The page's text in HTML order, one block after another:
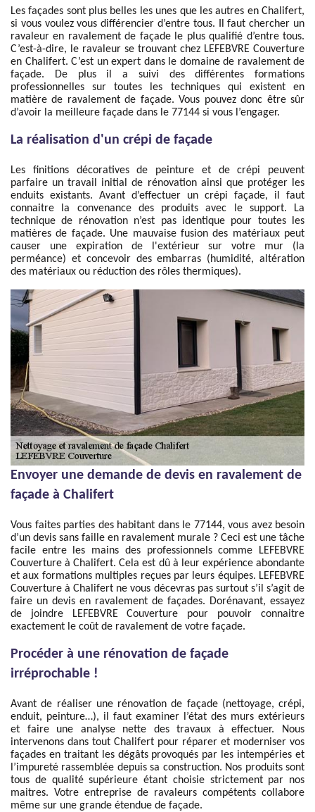
Les façades sont plus belles les unes que les autres en Chalifert,
si vous voulez vous différencier d’entre tous. Il faut chercher un
ravaleur en ravalement de façade le plus qualifié d’entre tous.
C’est-à-dire, le ravaleur se trouvant chez LEFEBVRE Couverture
en Chalifert. C’est un expert dans le domaine de ravalement de
façade. De plus il a suivi des différentes formations
professionnelles sur toutes les techniques qui existent en
matière de ravalement de façade. Vous pouvez donc être sûr
d’avoir la meilleure façade dans le 77144 si vous l’engager.
La réalisation d'un crépi de façade
Les finitions décoratives de peinture et de crépi peuvent
parfaire un travail initial de rénovation ainsi que protéger les
enduits existants. Avant d’effectuer un crépi façade, il faut
connaitre la convenance des produits avec le support. La
technique de rénovation n’est pas identique pour toutes les
matières de façade. Une mauvaise fusion des matériaux peut
causer une expiration de l'extérieur sur votre mur (la
perméance) et concevoir des embarras (humidité, altération
des matériaux ou réduction des rôles thermiques).
Envoyer une demande de devis en ravalement de
façade à Chalifert
Vous faites parties des habitant dans le 77144, vous avez besoin
d’un devis sans faille en ravalement murale ? Ceci est une tâche
facile entre les mains des professionnels comme LEFEBVRE
Couverture à Chalifert. Cela est dû à leur expérience abondante
et aux formations multiples reçues par leurs équipes. LEFEBVRE
Couverture à Chalifert ne vous décevras pas surtout s’il s’agit de
faire un devis en ravalement de façades. Dorénavant, essayez
de joindre LEFEBVRE Couverture pour pouvoir connaitre
exactement le coût de ravalement de votre façade.
Procéder à une rénovation de façade
irréprochable !
Avant de réaliser une rénovation de façade (nettoyage, crépi,
enduit, peinture…), il faut examiner l’état des murs extérieurs
et faire une analyse nette des travaux à effectuer. Nous
intervenons dans tout Chalifert pour réparer et moderniser vos
façades en traitant les dégâts provoqués par les intempéries et
l’impureté rassemblée depuis sa construction. Nos produits sont
tous de qualité supérieure étant choisie strictement par nos
maitres. Votre entreprise de ravaleurs compétents collabore
même sur une grande étendue de façade.